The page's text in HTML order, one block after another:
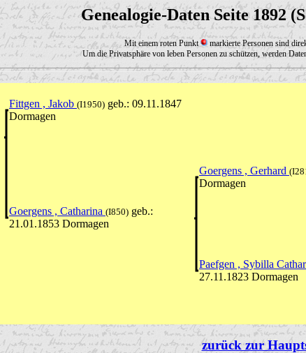
Genealogie-Daten Seite 1892
Mit einem roten Punkt markierte Personen sind
Um die Privatsphäre von leben Personen zu schützen, werden
Fittgen , Jakob (I1950) geb.: 09.11.1847
Dormagen
Goergens , Gerhard
Dormagen
Goergens , Catharina (I850) geb.:
21.01.1853 Dormagen
Paefgen , Sybilla
27.11.1823 Dormagen
zurück zur